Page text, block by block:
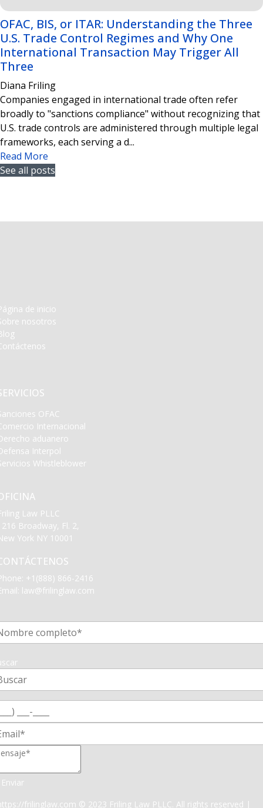
OFAC, BIS, or ITAR: Understanding the Three
U.S. Trade Control Regimes and Why One
International Transaction May Trigger All
Three
Diana Friling
Companies engaged in international trade often refer
broadly to "sanctions compliance" without recognizing that
U.S. trade controls are administered through multiple legal
frameworks, each serving a d...
Read More
See all posts
de inicio
nosotros
OFAC
Internacional
aduanero
Interpol
Whistleblower
Law PLLC
Broadway, Fl. 2,
York NY 10001
+1(888) 866-2416
law@frilinglaw.com
Enviar
frilinglaw.com © 2023 Friling Law PLLC. All rights reserved |